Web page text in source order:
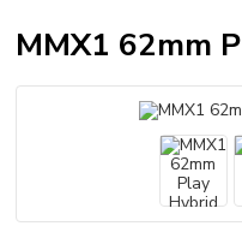
MMX1 62mm